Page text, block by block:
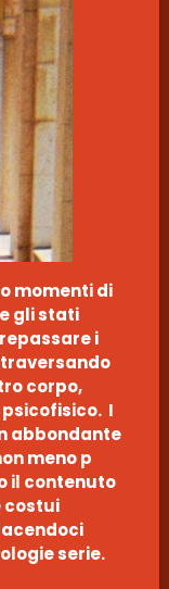
momenti di
gli stati
i
corpo,
I
abbondante
meno p
il contenuto
costui
serie.